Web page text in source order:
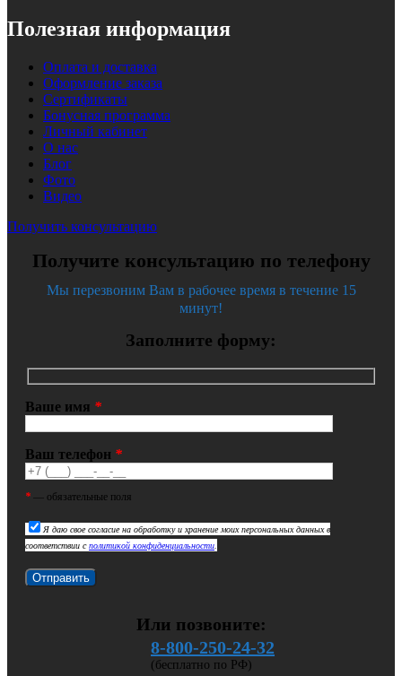
Полезная информация
Оплата и доставка
Оформление заказа
Сертификаты
Бонусная программа
Личный кабинет
О нас
Блог
Фото
Видео
Получить консультацию
Получите консультацию по телефону
Мы перезвоним Вам в рабочее время в течение 15
минут!
Заполните форму:
Ваше имя *
Ваш телефон *
* — обязательные поля
Я даю свое согласие на обработку и хранение моих персональных данных в
соответствии сполитикой конфиденциальности.
Или позвоните:
8-800-250-24-32
(бесплатно по РФ)